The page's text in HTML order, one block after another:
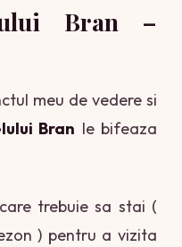
Bran –
meu de vedere si
Bran le bifeaza
trebuie sa stai (
) pentru a vizita